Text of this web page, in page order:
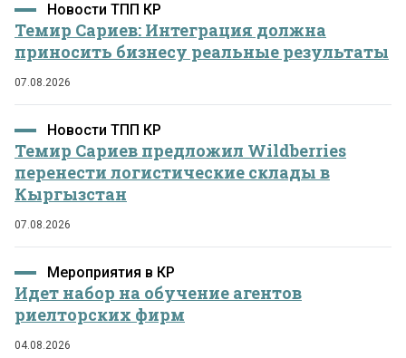
Новости ТПП КР
Темир Сариев: Интеграция должна
приносить бизнесу реальные результаты
07.08.2026
Новости ТПП КР
Темир Сариев предложил Wildberries
перенести логистические склады в
Кыргызстан
07.08.2026
Мероприятия в КР
Идет набор на обучение агентов
риелторских фирм
04.08.2026